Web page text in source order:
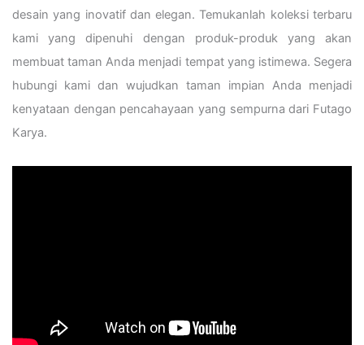
desain yang inovatif dan elegan. Temukanlah koleksi terbaru
kami yang dipenuhi dengan produk-produk yang akan
membuat taman Anda menjadi tempat yang istimewa. Segera
hubungi kami dan wujudkan taman impian Anda menjadi
kenyataan dengan pencahayaan yang sempurna dari Futago
Karya.